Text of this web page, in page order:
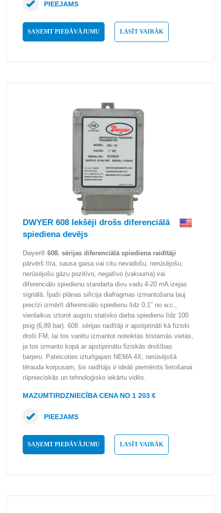
SAŅEMT PIEDĀVĀJUMU LASĪT VAIRĀK
PIEEJAMS
DWYER 608 Iekšēji drošs diferenciālā
spiediena devējs
Dwyer® 608. sērijas diferenciālā spiediena raidītāji
pārvērš tīra, sausa gaisa vai citu nevadošu, nerūsējošu,
nerūsējošu gāzu pozitīvo, negatīvo (vakuuma) vai
diferenciālo spiedienu standarta divu vadu 4-20 mA izejas
signālā. Īpaši plānas silīcija diafragmas izmantošana ļauj
precīzi izmērīt diferenciālo spiedienu līdz 0,1″ no w.c.,
vienlaikus izturot augstu statisko darba spiedienu līdz 100
psig (6,89 bar). 608. sērijas raidītāji ir apstiprināti kā fiziski
droši FM, lai tos varētu izmantot noteiktās bīstamās vietās,
ja tos izmanto kopā ar apstiprinātu fiziskās drošības
barjeru. Pateicoties izturīgajam NEMA 4X, nerūsējošā
tērauda korpusam, šis raidītājs ir ideāli piemērots lietošanai
rūpnieciskās un tehnoloģisko iekārtu vidēs.
MAZUMTIRDZNIECĪBA CENA NO 1 203 €
SAŅEMT PIEDĀVĀJUMU LASĪT VAIRĀK
PIEEJAMS